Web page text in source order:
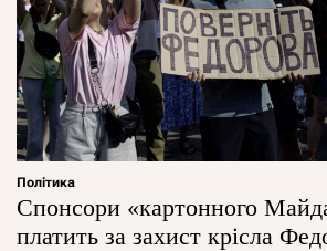
Політика
Спонсори «картонного
платить за захист крісла